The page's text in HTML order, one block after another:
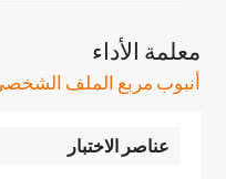
معلمة الأداء
أنبوب مربع الملف
عناصر الاختبار